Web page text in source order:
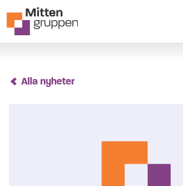
Hoppa till innehåll
Alla nyheter